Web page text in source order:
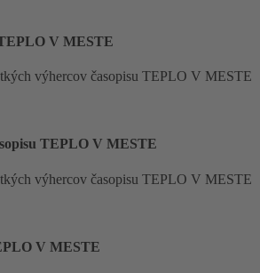
V MESTE
výhercov časopisu TEPLO V MESTE
TEPLO V MESTE
výhercov časopisu TEPLO V MESTE
V MESTE